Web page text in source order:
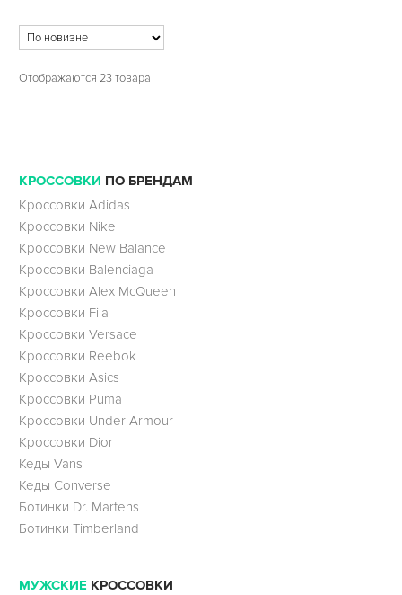
Отображаются 23 товара
КРОССОВКИ ПО БРЕНДАМ
Кроссовки Adidas
Кроссовки Nike
Кроссовки New Balance
Кроссовки Balenciaga
Кроссовки Alex McQueen
Кроссовки Fila
Кроссовки Versace
Кроссовки Reebok
Кроссовки Asics
Кроссовки Puma
Кроссовки Under Armour
Кроссовки Dior
Кеды Vans
Кеды Converse
Ботинки Dr. Martens
Ботинки Timberland
МУЖСКИЕ КРОССОВКИ